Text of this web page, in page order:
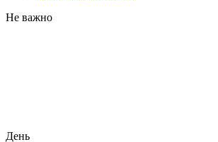
Не важно
День